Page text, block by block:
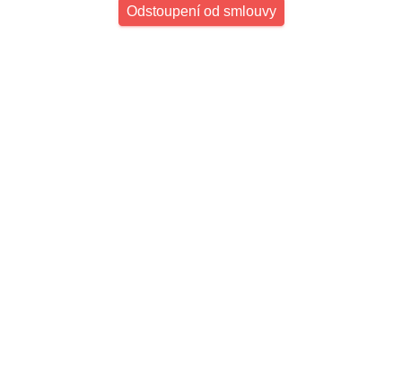
Odstoupení od smlouvy